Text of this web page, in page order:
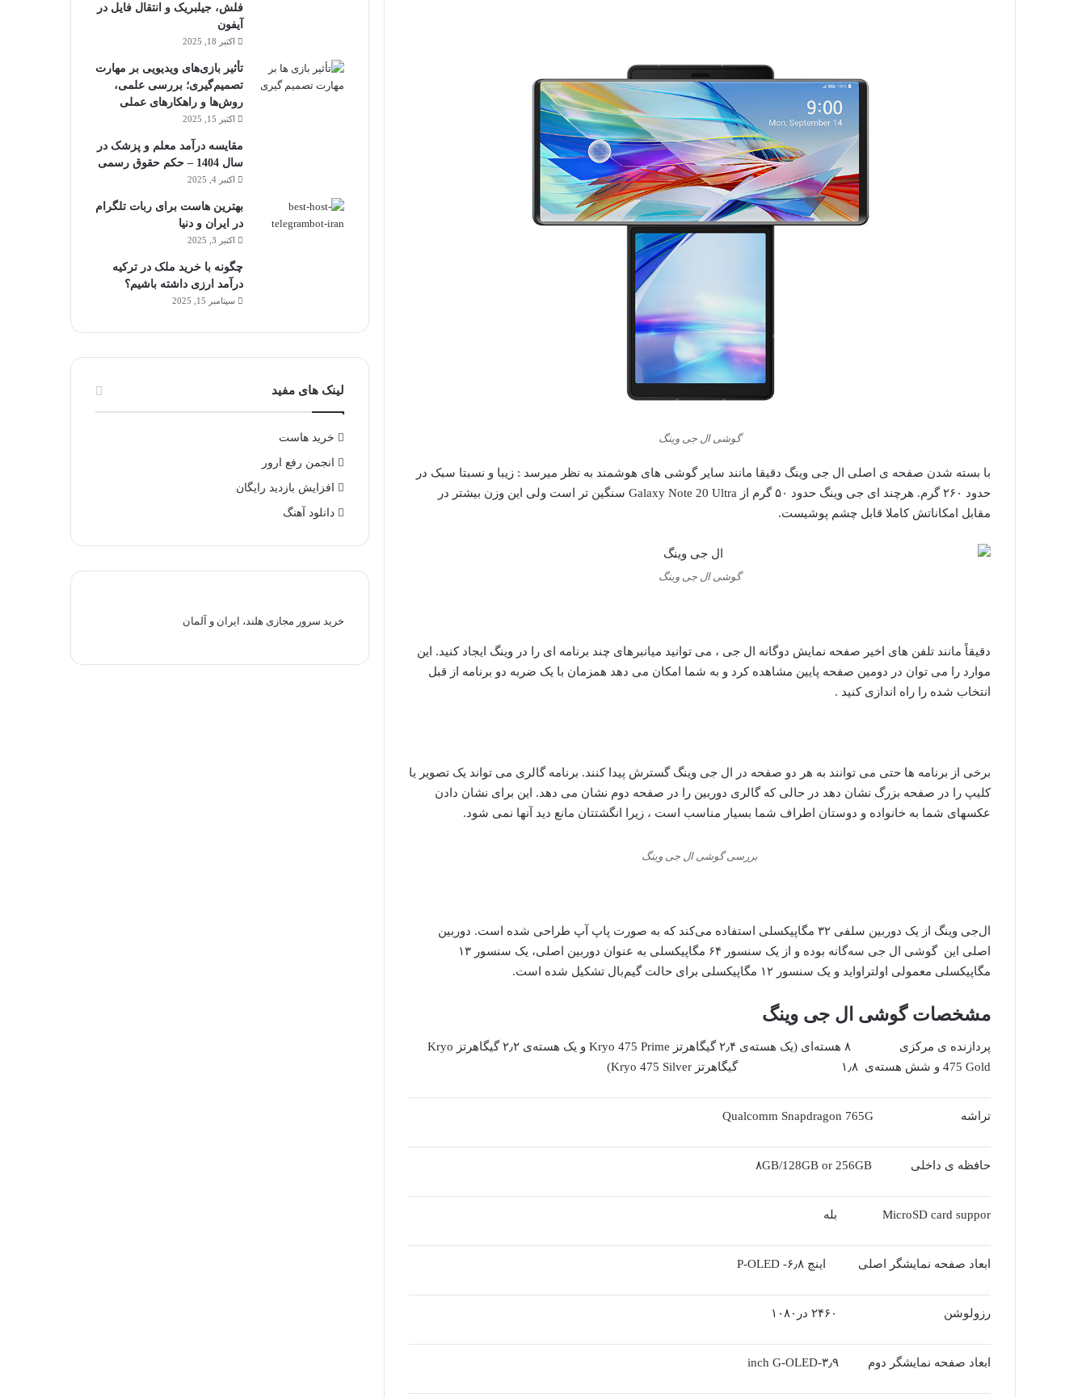
گوشی ال جی وینگ
با بسته شدن صفحه ی اصلی ال جی وینگ دقیقا مانند سایر گوشی های هوشمند به نظر میرسد : زیبا و نسبتا سبک در
حدود ۲۶۰ گرم. هرچند ای جی وینگ حدود ۵۰ گرم از
Galaxy Note 20 Ultra سنگین تر است ولی این وزن بیشتر در
مقابل امکاناتش کاملا قابل چشم پوشیست.
گوشی ال جی وینگ
دقیقاً مانند تلفن های اخیر صفحه نمایش دوگانه ال جی ، می توانید میانبرهای چند برنامه ای را در وینگ ایجاد کنید.
این
موارد را می توان در دومین صفحه پایین مشاهده کرد و به شما امکان می دهد همزمان با یک ضربه دو برنامه از قبل
انتخاب شده را راه اندازی کنید .
برخی از برنامه ها حتی می توانند به هر دو صفحه در ال جی وینگ گسترش پیدا کنند. برنامه گالری می تواند یک تصویر یا
کلیپ را در صفحه بزرگ نشان دهد در حالی که گالری دوربین را در صفحه دوم نشان می دهد.
این برای نشان دادن
عکسهای شما به خانواده و دوستان اطراف شما بسیار مناسب است ، زیرا انگشتتان مانع دید آنها نمی شود.
بررسی گوشی ال جی وینگ
ال‌جی وینگ از یک دوربین سلفی ۳۲ مگاپیکسلی استفاده می‌کند که به صورت پاپ آپ طراحی شده است. دوربین
اصلی این گوشی ال جی سه‌گانه بوده و از یک سنسور ۶۴ مگاپیکسلی به عنوان دوربین اصلی، یک سنسور ۱۳
مگاپیکسلی معمولی اولتراواید و یک سنسور ۱۲ مگاپیکسلی برای حالت گیم‌بال تشکیل شده است.
مشخصات گوشی ال جی وینگ
پردازنده ی مرکزی ۸ هسته‌ای (یک هسته‌ی ۲٫۴ گیگاهرتز Kryo 475 Prime و یک هسته‌ی ۲٫۲ گیگاهرتز Kryo
475 Gold و شش هسته‌ی ۱٫۸ گیگاهرتز Kryo 475 Silver)
تراشه Qualcomm Snapdragon 765G
حافظه ی داخلی ۸GB/128GB or 256GB
MicroSD card suppor بله
ابعاد صفحه نمایشگر اصلی اینچ ۶٫۸- P-OLED
رزولوشن ۲۴۶۰ در۱۰۸۰
ابعاد صفحه نمایشگر دوم ۳٫۹-inch G-OLED
فلش، جیلبریک و انتقال فایل در
آیفون
اکتبر 18, 2025
تأثیر بازی‌های ویدیویی بر مهارت
تصمیم‌گیری؛ بررسی علمی،
روش‌ها و راهکارهای عملی
اکتبر 15, 2025
مقایسه درآمد معلم و پزشک در
سال 1404 – حکم حقوق رسمی
اکتبر 4, 2025
بهترین هاست برای ربات تلگرام
در ایران و دنیا
اکتبر 3, 2025
چگونه با خرید ملک در ترکیه
درآمد ارزی داشته باشیم؟
سپتامبر 15, 2025
لینک های مفید
خرید هاست
انجمن رفع ارور
افزایش بازدید رایگان
دانلود آهنگ
خرید سرور مجازی هلند، ایران و آلمان